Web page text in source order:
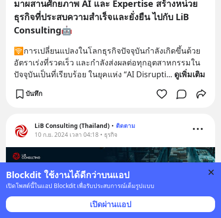
Blockdit ใช้งานได้ดีกว่าบนแอป
เปิดโพสต์นี้ในแอป Blockdit เพื่อรับประสบการณ์เต็มรูปแบบ
เปิดผ่านแอป
มาผสานศักยภาพ AI และ Expertise สร้างหน่วย
ธุรกิจที่ประสบความสำเร็จและยั่งยืน ไปกับ LiB
Consulting🤖
🛜การเปลี่ยนแปลงในโลกธุรกิจปัจจุบันกำลังเกิดขึ้นด้วย
อัตราเร่งที่รวดเร็ว และกำลังส่งผลต่อทุกอุตสาหกรรมใน
ปัจจุบันเป็นที่เรียบร้อย ในยุคแห่ง “AI Disrupti... ดูเพิ่มเติม
บันทึก
LiB Consulting (Thailand) • ติดตาม
10 ก.ย. 2024 เวลา 04:18 • ธุรกิจ